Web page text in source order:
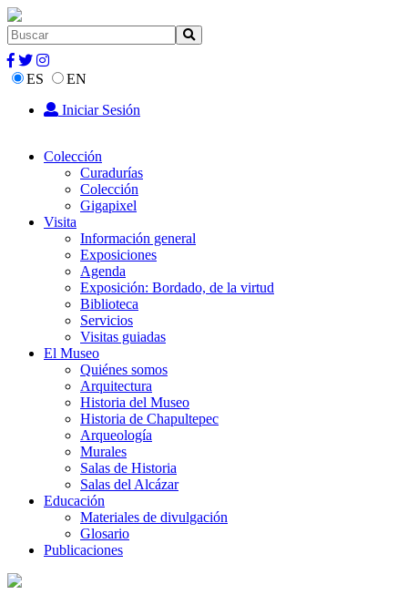
ES
EN
Iniciar Sesión
Colección
Curadurías
Colección
Gigapixel
Visita
Información general
Exposiciones
Agenda
Exposición: Bordado, de la virtud
Biblioteca
Servicios
Visitas guiadas
El Museo
Quiénes somos
Arquitectura
Historia del Museo
Historia de Chapultepec
Arqueología
Murales
Salas de Historia
Salas del Alcázar
Educación
Materiales de divulgación
Glosario
Publicaciones